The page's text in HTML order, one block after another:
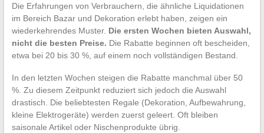
Die Erfahrungen von Verbrauchern, die ähnliche Liquidationen
im Bereich Bazar und Dekoration erlebt haben, zeigen ein
wiederkehrendes Muster. Die ersten Wochen bieten Auswahl,
nicht die besten Preise. Die Rabatte beginnen oft bescheiden,
etwa bei 20 bis 30 %, auf einem noch vollständigen Bestand.
In den letzten Wochen steigen die Rabatte manchmal über 50
%. Zu diesem Zeitpunkt reduziert sich jedoch die Auswahl
drastisch. Die beliebtesten Regale (Dekoration, Aufbewahrung,
kleine Elektrogeräte) werden zuerst geleert. Oft bleiben
saisonale Artikel oder Nischenprodukte übrig.